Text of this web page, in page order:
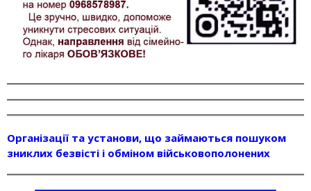
Організації та установи, що займаються пошуком
зниклих безвісті і обміном військовополонених